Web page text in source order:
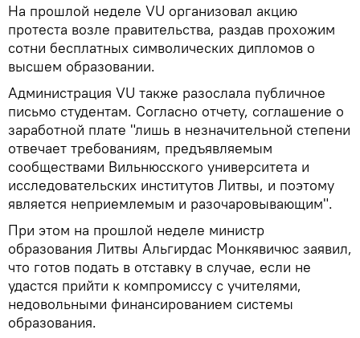
На прошлой неделе VU организовал акцию
протеста возле правительства, раздав прохожим
сотни бесплатных символических дипломов о
высшем образовании.
Администрация VU также разослала публичное
письмо студентам. Согласно отчету, соглашение о
заработной плате "лишь в незначительной степени
отвечает требованиям, предъявляемым
сообществами Вильнюсского университета и
исследовательских институтов Литвы, и поэтому
является неприемлемым и разочаровывающим".
При этом на прошлой неделе министр
образования Литвы Альгирдас Монкявичюс заявил,
что готов подать в отставку в случае, если не
удастся прийти к компромиссу с учителями,
недовольными финансированием системы
образования.